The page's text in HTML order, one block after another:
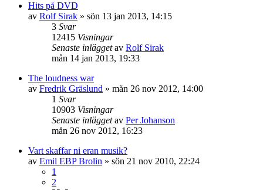
Hits på DVD
av Rolf Sirak » sön 13 jan 2013, 14:15
3 Svar
12415 Visningar
Senaste inläggetav Rolf Sirak
mån 14 jan 2013, 19:33
The loudness war
av Fredrik Gräslund » mån 26 nov 2012, 14:00
1 Svar
10903 Visningar
Senaste inläggetav Per Johanson
mån 26 nov 2012, 16:23
Vart skaffar ni eran musik?
av Emil EBP Brolin » sön 21 nov 2010, 22:24
1
2